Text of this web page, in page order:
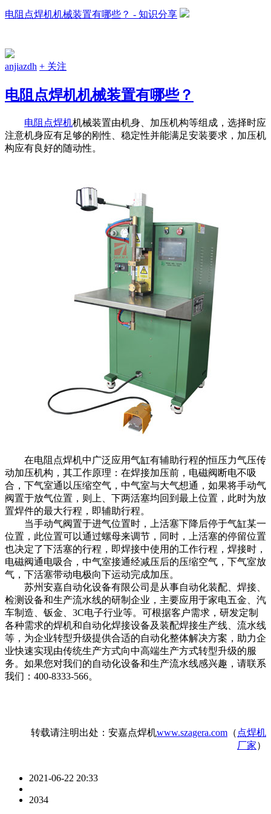
电阻点焊机机械装置有哪些？ - 知识分享
anjiazdh + 关注
电阻点焊机机械装置有哪些？
电阻点焊机机械装置由机身、加压机构等组成，选择时应
注意机身应有足够的刚性、稳定性并能满足安装要求，加压机
构应有良好的随动性。
在电阻点焊机中广泛应用气缸有辅助行程的恒压力气压传
动加压机构，其工作原理：在焊接加压前，电磁阀断电不吸
合，下气室通以压缩空气，中气室与大气想通，如果将手动气
阀置于放气位置，则上、下两活塞均回到最上位置，此时为放
置焊件的最大行程，即辅助行程。
当手动气阀置于进气位置时，上活塞下降后停于气缸某一
位置，此位置可以通过螺母来调节，同时，上活塞的停留位置
也决定了下活塞的行程，即焊接中使用的工作行程，焊接时，
电磁阀通电吸合，中气室接通经减压后的压缩空气，下气室放
气，下活塞带动电极向下运动完成加压。
苏州安嘉自动化设备有限公司是从事自动化装配、焊接、
检测设备和生产流水线的研制企业，主要应用于家电五金、汽
车制造、钣金、3C电子行业等。可根据客户需求，研发定制
各种需求的焊机和自动化焊接设备及装配焊接生产线、流水线
等，为企业转型升级提供合适的自动化整体解决方案，助力企
业快速实现由传统生产方式向中高端生产方式转型升级的服
务。如果您对我们的自动化设备和生产流水线感兴趣，请联系
我们：400-8333-566。
转载请注明出处：安嘉点焊机www.szagera.com （ 点焊机
厂家）
2021-06-22 20:33
2034